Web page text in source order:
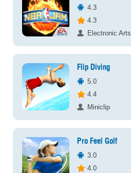
4.3
4.3
Electronic Arts
Flip Diving
5.0
4.4
Miniclip
Pro Feel Golf
3.0
4.0